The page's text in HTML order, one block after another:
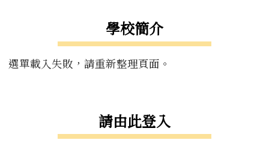
學校簡介
選單載入失敗，請重新整理頁面。
請由此登入